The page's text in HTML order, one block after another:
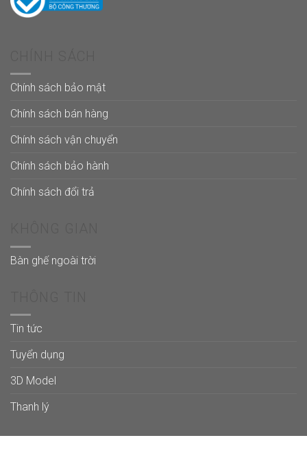
Chính sách bảo mật
Chính sách bán hàng
Chính sách vận chuyển
Chính sách bảo hành
Chính sách đổi trả
Bàn ghế ngoài trời
Tin tức
Tuyển dụng
3D Model
Thanh lý